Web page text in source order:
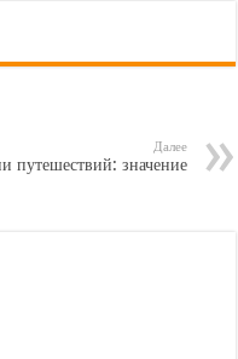
Далее
путешествий: значение